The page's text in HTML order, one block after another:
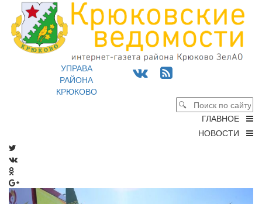
УПРАВА
РАЙОНА
КРЮКОВО
ГЛАВНОЕ
НОВОСТИ